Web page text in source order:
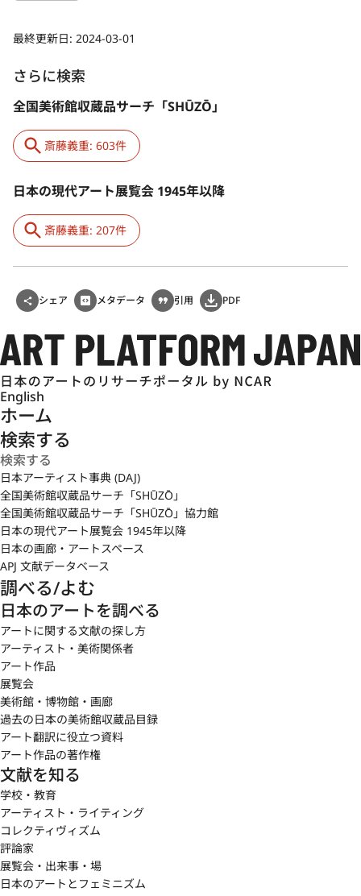
により東京画廊で初の個展を開催。以後、没年まで東京画廊での
1959年の第5回サンパウロ・ビエンナーレ、翌年の第30回ヴェネ
ツィア・ビエンナーレと国際展への出品を重ね、この年のグッゲ
ンハイム国際美術賞展で優秀賞を受賞するなど、国際的な評価を
得ていく。ヴェネツィア・ビエンナーレにあわせて渡欧した際、
まで抱いていた絵画の平面性への問題意識を明確化させるきっか
リルを用いて線や点、円といった条痕を刻んだ作品に取り組む。
基本色を赤、白、青、黒の4色に限定した画面には、作家の意図と
によるレリーフ状の形体に電動ドリルによる条痕が加わった《作
品2》（1964年、福岡市美術館）、《作品4》（1964年、東京国立
1960年代半ば以降からは作品のなかに動きを取り入れ、作品に可
動部分を伴う《ペンチ》（1967年、宮城県美術館他）、《クレー
ン》（1967年、東京都現代美術館他）を制作。1973年の東京画廊
での連続回顧展を機に空襲で焼失した戦前作の再制作を行い、発
表時《作品》だった合板によるレリーフ状の作品のタイトルを
《トロウッド》（横浜美術館他）と名付けた。
1970年代に入ると、白木を組み合わせた三次元の作品を制作。
1980年代の〈四つの位置〉や〈反対称〉シリーズでは、均衡ある
いはポジとネガの関係を追求し、さらに、1983年からはじまる
〈複合体〉シリーズでは、色彩の持つ叙情性を排除する観点か
ら、黒く塗装した木材を用い、平面、立体の垣根を越え、周囲の
空間との流動的な関係を持つよりスケールの大きな作品へと拡大
していく。1990年代後半においては、空間に加え時間の要素を意
識したインスタレーションへと展開。2000年には越後妻有トリエ
ンナーレに出品するなど、晩年まで精力的な活動を続けたが、
2001年6月13日、97歳で永眠。
制作において物質と存在を問う姿勢を貫いた斎藤義重は、戦後の
日本の現代美術のパイオニアとして美術界を牽引する一方、1964
年には多摩美術大学（東京）の教授に就任したほか、「Bゼミ」、
東京芸術専門学校（TSA）の講師を務めるなど次世代のアーティス
トの指導にも力を注いだ教育者としての一面も持ち、関根伸夫、
吉田克朗、成田克彦、小清水漸、菅木志雄ら「もの派」の作家へ
大きな影響を与えたことでも知られる。
1998年に入善町下山芸術の森 発電所美術館（富山）で開催の「斎
藤義重展」の際、評論家の中原佑介の発案により「義重」を「ぎ
じゅう」と音読みにした「GHIJU」と表記することとし、1999年
の生前最後の個展となった神奈川県立近代美術館の鎌倉館での
最終更新日: 2024-03-01
さらに検索
全国美術館収蔵品サーチ「SHŪZŌ」
斎藤義重: 603件
日本の現代アート展覧会 1945年以降
斎藤義重: 207件
シェア メタデータ 引用 PDF
English
ホーム
検索する
日本アーティスト事典 (DAJ)
全国美術館収蔵品サーチ「SHŪZŌ」
全国美術館収蔵品サーチ「SHŪZŌ」協力館
日本の現代アート展覧会 1945年以降
日本の画廊・アートスペース
APJ 文献データベース
調べる/よむ
日本のアートを調べる
アートに関する文献の探し方
アーティスト・美術関係者
アート作品
展覧会
美術館・博物館・画廊
過去の日本の美術館収蔵品目録
アート翻訳に役立つ資料
アート作品の著作権
文献を知る
学校・教育
アーティスト・ライティング
コレクティヴィズム
評論家
展覧会・出来事・場
日本のアートとフェミニズム